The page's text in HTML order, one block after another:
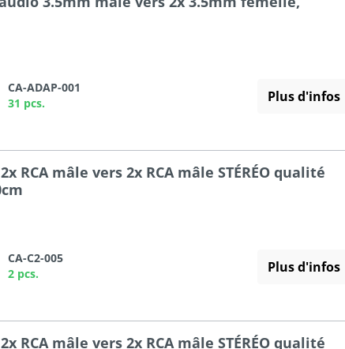
CA-ADAP-001
31 pcs. Plus d'infos
RCA mâle vers 2x RCA mâle STÉRÉO qualité
CA-C2-005
2 pcs. Plus d'infos
RCA mâle vers 2x RCA mâle STÉRÉO qualité